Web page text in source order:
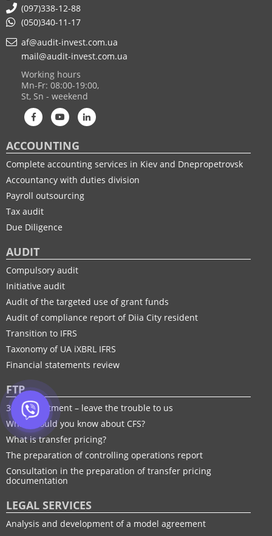
(097)338-12-88
(050)340-11-17
af@audit-invest.com.ua
mail@audit-invest.com.ua
Working hours
Mn-Fr: 08:00-19:00,
St, Sn - weekend
ACCOUNTING
Complete accounting services in Kiev and Dnepropetrovsk
Accountancy with duties division
Payroll outsourcing
Tax audit
Due Diligence
AUDIT
Compulsory audit
Initiative audit
Audit of the targeted use of grant funds
Audit of compliance report of Diia City resident
Transition to IFRS
Taxonomy of UA іXBRL IFRS
Financial statements review
FTP
30% adjustment – leave the trouble to us
What should you know about CFS?
What is transfer pricing?
The preparation of controlling operations report
Consultation in the preparation of transfer pricing
documentation
LEGAL SERVICES
Analysis and development of a model agreement